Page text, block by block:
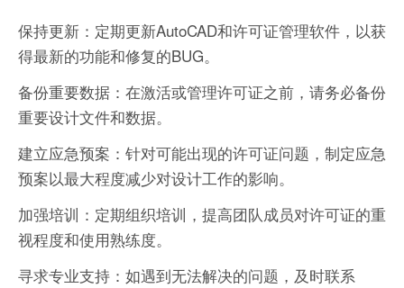
保持更新：定期更新AutoCAD和许可证管理软件，以获
得最新的功能和修复的BUG。
备份重要数据：在激活或管理许可证之前，请务必备份
重要设计文件和数据。
建立应急预案：针对可能出现的许可证问题，制定应急
预案以最大程度减少对设计工作的影响。
加强培训：定期组织培训，提高团队成员对许可证的重
视程度和使用熟练度。
寻求专业支持：如遇到无法解决的问题，及时联系